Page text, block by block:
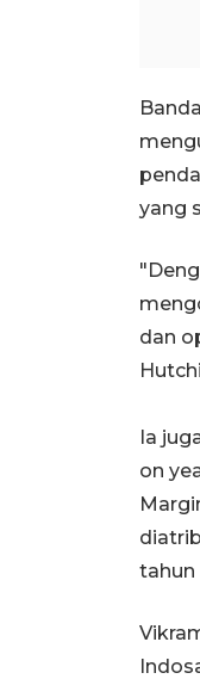
yang
dan
Ia
on
tahun